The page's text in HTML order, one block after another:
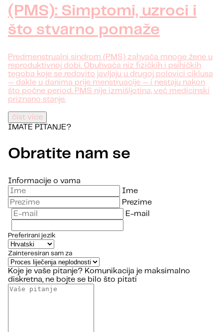
(PMS): Simptomi, uzroci i
što stvarno pomaže
Predmenstrualni sindrom (PMS) zahvaća mnoge žene u
reproduktivnoj dobi. Obuhvaća niz fizičkih i psihičkih
tegoba koje se redovito javljaju u drugoj polovici ciklusa
— dakle u danima prije menstruacije — i nestaju nakon
što počne period. PMS nije izmišljotina, već medicinski
priznano stanje.
číst více
IMATE PITANJE?
Obratite nam se
Informacije o vama
Ime
Prezime
E-mail
Preferirani jezik
Zainteresiran sam za
Koje je vaše pitanje? Komunikacija je maksimalno
diskretna, ne bojte se bilo što pitati